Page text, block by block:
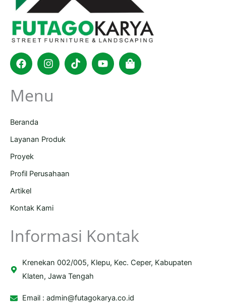
FacebookInstagram
TiktokYoutubeShopping-
bag
Menu
Beranda
Layanan Produk
Proyek
Profil Perusahaan
Artikel
Kontak Kami
Informasi Kontak
Krenekan 002/005, Klepu, Kec. Ceper, Kabupaten
Klaten, Jawa Tengah
Email :admin@futagokarya.co.id